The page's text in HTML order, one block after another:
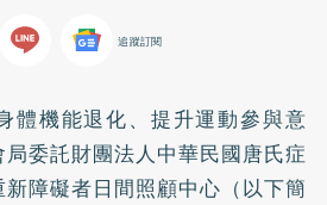
追蹤訂閱
體機能退化、提升運動參與意
委託財團法人中華民國唐氏症
障礙者日間照顧中心（以下簡